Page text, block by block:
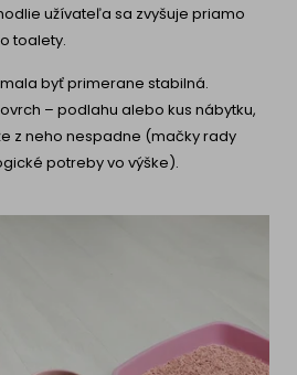
užívateľa sa zvyšuje priamo
toalety.
byť primerane stabilná.
– podlahu alebo kus nábytku,
z neho nespadne (mačky rady
potreby vo výške).